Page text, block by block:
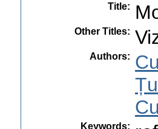
Title:
Other Titles:
Authors:
Keywords: